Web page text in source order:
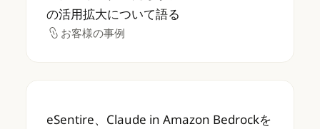
の活用拡大について語る
お客様の事例
お客様の事例
eSentire、Claude in Amazon Bedrockを
eSentire、Claude in Amazon Bedrockを